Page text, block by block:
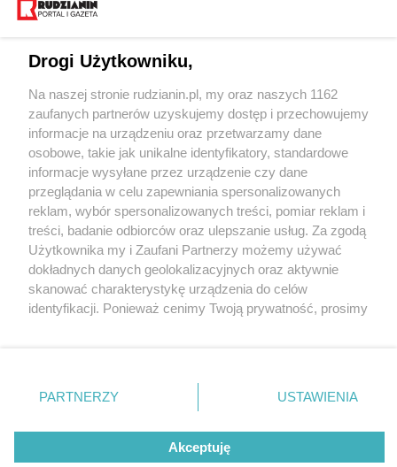
Wydawca mediów lokalnych
Nie zapomnij
zapoznać się z:
polityką prywatności regulamin korzystania z portali
Twojemiasto
Piekary Śląskie
Chorzów
Tarnowskie Góry
Gliwice
Skontakuj sięz nami
Kontakt
Wydawca
Redakcja
Drogi Użytkowniku,
Na naszej stronie rudzianin.pl, my oraz naszych 1162
zaufanych partnerów uzyskujemy dostęp i przechowujemy
informacje na urządzeniu oraz przetwarzamy dane
osobowe, takie jak unikalne identyfikatory, standardowe
informacje wysyłane przez urządzenie czy dane
przeglądania w celu zapewniania spersonalizowanych
reklam, wybór spersonalizowanych treści, pomiar reklam i
treści, badanie odbiorców oraz ulepszanie usług. Za zgodą
Użytkownika my i Zaufani Partnerzy możemy używać
dokładnych danych geolokalizacyjnych oraz aktywnie
skanować charakterystykę urządzenia do celów
identyfikacji. Ponieważ cenimy Twoją prywatność, prosimy
prywatności znajdujący się w lewym dolnym rogu strony
. Niektóre rodzaje przetwarzania danych nie wymagają
zgody użytkownika, ale masz prawo sprzeciwić się
takiemu przetwarzaniu. Preferencje będą miały
PARTNERZY USTAWIENIA
Akceptuję